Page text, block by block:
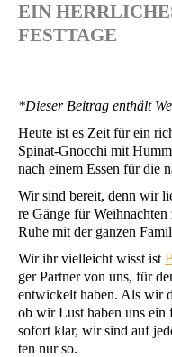
EIN
FESTTAGE
*Die­ser Bei­trag ent­hält
Heu­te ist es Zeit für ein
Spi­nat-Gnoc­chi mit
nach einem Essen für die
Wir sind bereit, denn wir
re Gän­ge für
Ruhe mit der gan­zen
Wir ihr viel­leicht wisst ist
ger Part­ner von uns, für
ent­wi­ckelt haben. Als wir
ob wir Lust haben uns ein
sofort klar, wir sind auf
ten nur so.